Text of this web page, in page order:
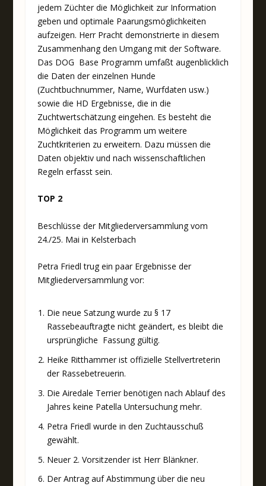
jedem Züchter die Möglichkeit zur Information
geben und optimale Paarungsmöglichkeiten
aufzeigen. Herr Pracht demonstrierte in diesem
Zusammenhang den Umgang mit der Software.
Das DOG Base Programm umfaßt augenblicklich
die Daten der einzelnen Hunde
(Zuchtbuchnummer, Name, Wurfdaten usw.)
sowie die HD Ergebnisse, die in die
Zuchtwertschätzung eingehen. Es besteht die
Möglichkeit das Programm um weitere
Zuchtkriterien zu erweitern. Dazu müssen die
Daten objektiv und nach wissenschaftlichen
Regeln erfasst sein.
TOP 2
Beschlüsse der Mitgliederversammlung vom
24./25. Mai in Kelsterbach
Petra Friedl trug ein paar Ergebnisse der
Mitgliederversammlung vor:
Die neue Satzung wurde zu § 17
Rassebeauftragte nicht geändert, es bleibt die
ursprüngliche Fassung gültig.
Heike Ritthammer ist offizielle Stellvertreterin
der Rassebetreuerin.
Die Airedale Terrier benötigen nach Ablauf des
Jahres keine Patella Untersuchung mehr.
Petra Friedl wurde in den Zuchtausschuß
gewählt.
Neuer 2. Vorsitzender ist Herr Blänkner.
Der Antrag auf Abstimmung über die neu